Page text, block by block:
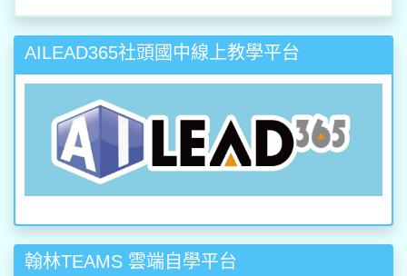
AILEAD365社頭國中線上教學平台
翰林TEAMS 雲端自學平台